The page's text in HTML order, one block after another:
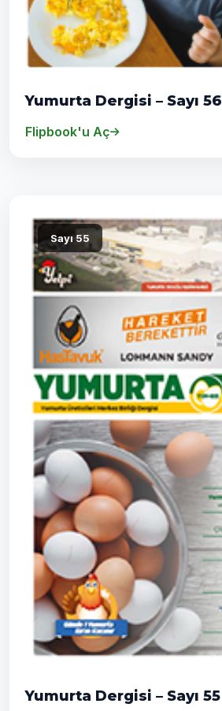
Yumurta Dergisi – Sayı 56
Flipbook'u Aç
Sayı 55
Yumurta Dergisi – Sayı 55